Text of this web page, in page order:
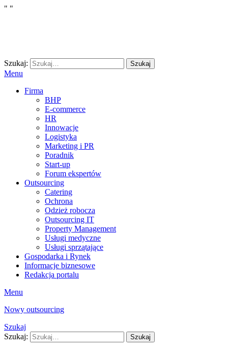
" "
Szukaj: Szukaj
Menu
Firma
BHP
E-commerce
HR
Innowacje
Logistyka
Marketing i PR
Poradnik
Start-up
Forum ekspertów
Outsourcing
Catering
Ochrona
Odzież robocza
Outsourcing IT
Property Management
Usługi medyczne
Usługi sprzątające
Gospodarka i Rynek
Informacje biznesowe
Redakcja portalu
Menu
Nowy outsourcing
Szukaj
Szukaj:
Szukaj